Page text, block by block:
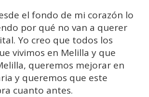
el fondo de mi corazón lo
por qué no van a querer
Yo creo que todos los
vivimos en Melilla y que
queremos mejorar en
y queremos que este
cuanto antes.